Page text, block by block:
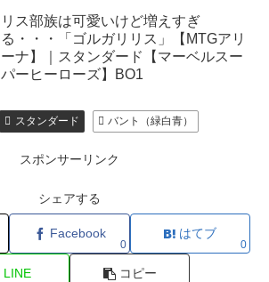
リス部族は可愛いけど増えすぎ
る・・・「ゴルガリリス」【MTGアリ
ーナ】｜スタンダード【マーベルスー
パーヒーローズ】BO1
スタンダード バント（緑白青）
スポンサーリンク
シェアする
Facebook
0
はてブ
0
LINE コピー